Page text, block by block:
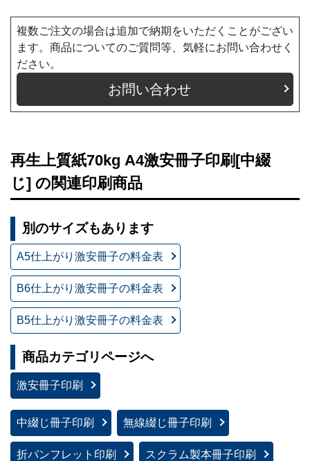
お問い合わせ
複数ご注文の場合は追加で納期をいただくことがござい
ます。商品についてのご質問等、気軽にお問い合わせく
ださい。
再生上質紙70kg A4激安冊子印刷[中綴
じ] の関連印刷商品
別のサイズもあります
A5仕上がり激安冊子の料金表
B6仕上がり激安冊子の料金表
B5仕上がり激安冊子の料金表
商品カテゴリページへ
激安冊子印刷
中綴じ冊子印刷 無線綴じ冊子印刷
折パンフレット印刷 スクラム製本冊子印刷